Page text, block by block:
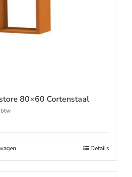
80×60 Cortenstaal
Details